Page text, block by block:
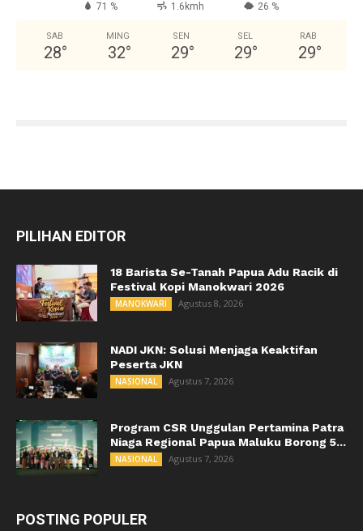
71 % 1.6kmh 26 %
SAB
28°
MING
32°
SEN
29°
SEL
29°
RAB
29°
PILIHAN EDITOR
18 Barista Se-Tanah Papua Adu Racik di
Festival Kopi Manokwari 2026
MANOKWARI Agustus 8, 2026
NADI JKN: Solusi Menjaga Keaktifan
Peserta JKN
NASIONAL Agustus 7, 2026
Program CSR Unggulan Pertamina Patra
Niaga Regional Papua Maluku Borong 5...
NASIONAL Agustus 7, 2026
POSTING POPULER